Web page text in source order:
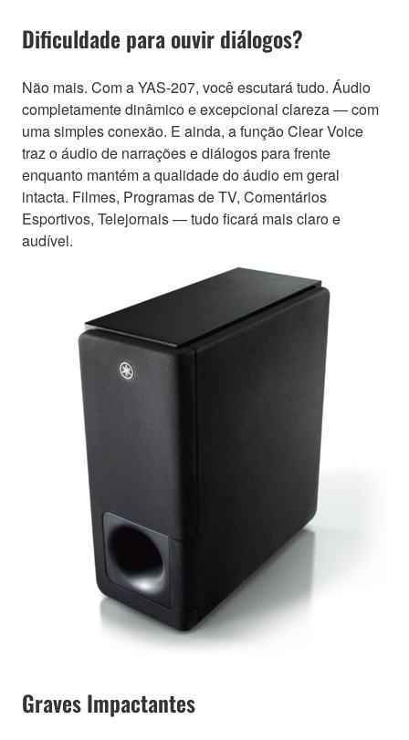
Dificuldade para ouvir diálogos?
Não mais. Com a YAS-207, você escutará tudo. Áudio
completamente dinâmico e excepcional clareza — com
uma simples conexão. E ainda, a função Clear Voice
traz o áudio de narrações e diálogos para frente
enquanto mantém a qualidade do áudio em geral
intacta. Filmes, Programas de TV, Comentários
Esportivos, Telejornais — tudo ficará mais claro e
audível.
Graves Impactantes